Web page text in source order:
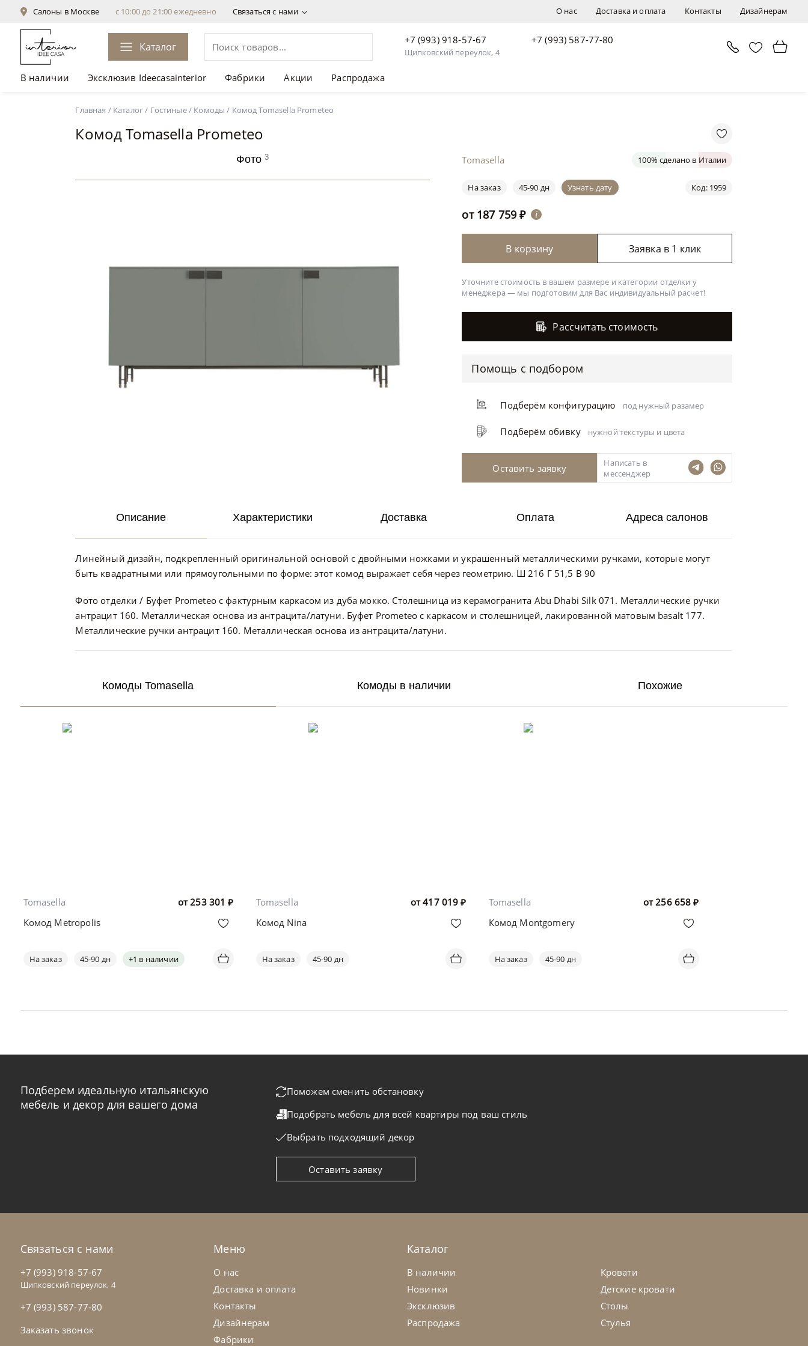
О нас Доставка и оплата Контакты Дизайнерам
Салоны в Москве с 10:00 до 21:00 ежедневно Связаться с нами
Каталог
+7 (993) 918-57-67
Щипковский переулок, 4
+7 (993) 587-77-80
В наличии Эксклюзив Ideecasainterior Фабрики Акции Распродажа
Главная / Каталог/ Гостиные/ Комоды / Комод Tomasella Prometeo
Комод Tomasella Prometeo
Фото3 Tomasella 100% сделано в Италии
Код: 1959
На заказ 45-90 дн Узнать дату
от 187 759 ₽ i
В корзину Заявка в 1 клик
Уточните стоимость в вашем размере и категории отделки у
менеджера — мы подготовим для Вас индивидуальный расчет!
Рассчитать стоимость
Помощь с подбором
Подберём конфигурацию под нужный разамер
Подберём обивку нужной текстуры и цвета
Оставить заявку
Написать в
мессенджер
Описание
Линейный дизайн, подкрепленный оригинальной основой с двойными ножками и украшенный металлическими ручками, которые могут
быть квадратными или прямоугольными по форме: этот комод выражает себя через геометрию. Ш 216 Г 51,5 В 90
Фото отделки / Буфет Prometeo с фактурным каркасом из дуба мокко. Столешница из керамогранита Abu Dhabi Silk 071. Металлические ручки
антрацит 160. Металлическая основа из антрацита/латуни. Буфет Prometeo с каркасом и столешницей, лакированной матовым basalt 177.
Металлические ручки антрацит 160. Металлическая основа из антрацита/латуни.
Характеристики Доставка Оплата Адреса салонов
Комоды Tomasella
от253 301 ₽
Tomasella
Комод Metropolis
На заказ 45-90 дн +1 в наличии
от417 019 ₽
Tomasella
Комод Nina
На заказ 45-90 дн
от256 658 ₽
Tomasella
Комод Montgomery
На заказ 45-90 дн
Комоды в наличии Похожие
Подберем идеальную итальянскую
мебель и декор для вашего дома
Поможем сменить обстановку
Подобрать мебель для всей квартиры под ваш стиль
Выбрать подходящий декор
Оставить заявку
Связаться с нами
+7 (993) 918-57-67
Щипковский переулок, 4
+7 (993) 587-77-80
Заказать звонок
Меню
О нас
Доставка и оплата
Контакты
Дизайнерам
Фабрики
Каталог
В наличии
Новинки
Эксклюзив
Распродажа
Кровати
Детские кровати
Столы
Стулья